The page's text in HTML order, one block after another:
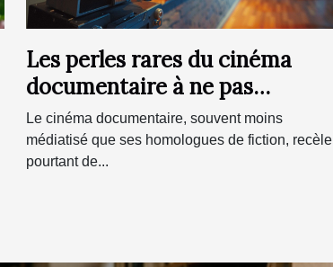
Les perles rares du cinéma
documentaire à ne pas
manquer
Le cinéma documentaire, souvent moins
médiatisé que ses homologues de fiction, recèle
pourtant de...